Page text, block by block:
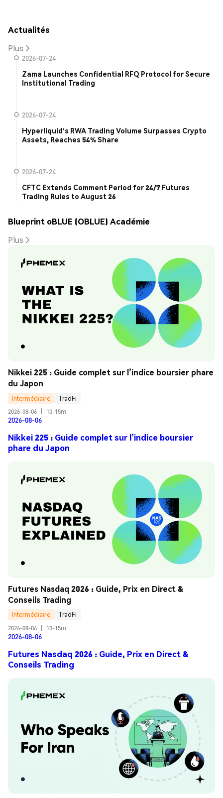
Actualités
Plus
2026-07-24
Zama Launches Confidential RFQ Protocol for Secure
Institutional Trading
2026-07-24
Hyperliquid's RWA Trading Volume Surpasses Crypto
Assets, Reaches 54% Share
2026-07-24
CFTC Extends Comment Period for 24/7 Futures
Trading Rules to August 26
Blueprint oBLUE (OBLUE) Académie
Plus
Nikkei 225 : Guide complet sur l’indice boursier phare
du Japon
Intermédiaire
TradFi
2026-08-06
10-15m
2026-08-06
Nikkei 225 : Guide complet sur l’indice boursier
phare du Japon
Futures Nasdaq 2026 : Guide, Prix en Direct &
Conseils Trading
Intermédiaire
TradFi
2026-08-06
10-15m
2026-08-06
Futures Nasdaq 2026 : Guide, Prix en Direct &
Conseils Trading